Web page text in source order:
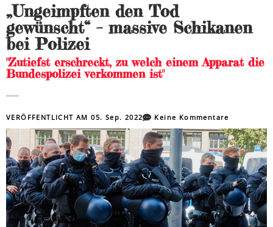
„Ungeimpften den Tod
gewünscht“ – massive Schikanen
bei Polizei
"Zutiefst erschreckt, zu welch einem Apparat die
Bundespolizei verkommen ist"
VERÖFFENTLICHT AM05. Sep. 2022 Keine Kommentare